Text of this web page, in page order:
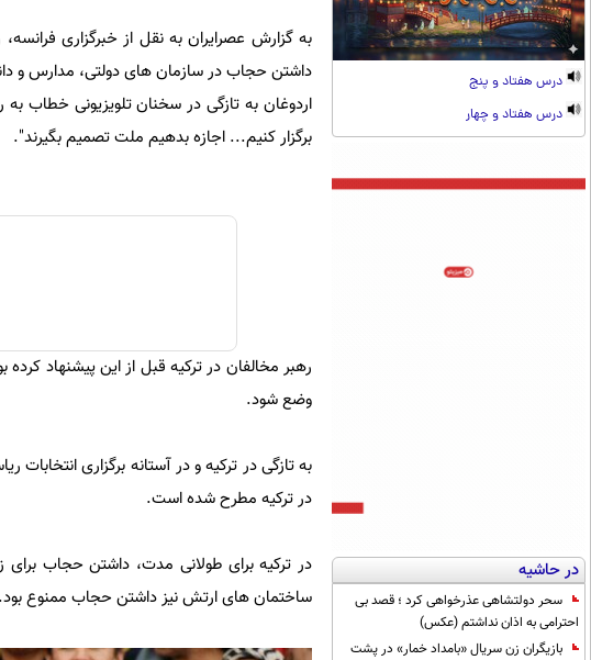
درس هفتاد و پنج
درس هفتاد و چهار
در حاشیه
سحر دولتشاهی عذرخواهی کرد ؛ قصد بی
احترامی به اذان نداشتم (عکس)
بازیگران زن سریال «بامداد خمار» در پشت
به گزارش عصرایران به نقل از خبرگزاری
داشتن حجاب در سازمان های دولتی، مدارس و
اردوغان به تازگی در سخنان تلویزیونی خطاب
برگزار کنیم... اجازه بدهیم ملت تصمیم بگیرند".
رهبر مخالفان در ترکیه قبل از این پیشنهاد
وضع شود.
در ترکیه مطرح شده است.
در ترکیه برای طولانی مدت، داشتن حجاب برای
ساختمان های ارتش نیز داشتن حجاب ممنوع بود.